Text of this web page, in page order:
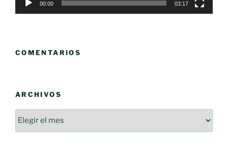
00:00 03:17
COMENTARIOS
ARCHIVOS
Archivos